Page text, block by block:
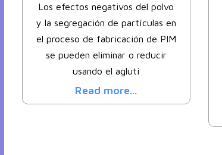
Los efectos negativos del polvo
y la segregación de partículas en
el proceso de fabricación de PIM
se pueden eliminar o reducir
usando el agluti
Read more...